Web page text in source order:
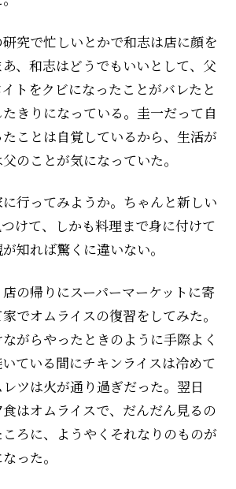
究で忙しいとかで和志は店に顔を
、和志はどうでもいいとして、父
トをクビになったことがバレたと
きりになっている。圭一だって自
ことは自覚しているから、生活が
のことが気になっていた。
行ってみようか。ちゃんと新しい
けて、しかも料理まで身に付けて
知れば驚くに違いない。
の帰りにスーパーマーケットに寄
でオムライスの復習をしてみた。
がらやったときのように手際よく
ている間にチキンライスは冷めて
ツは火が通り過ぎだった。翌日
はオムライスで、だんだん見るの
ろに、ようやくそれなりのものが
った。